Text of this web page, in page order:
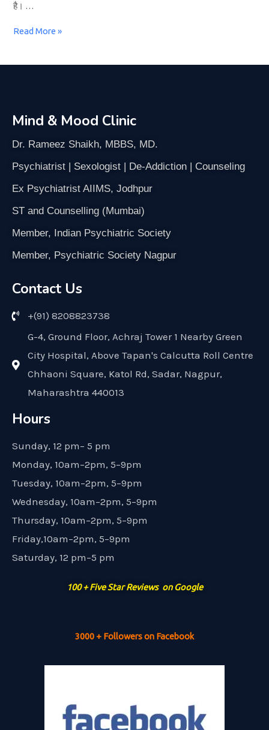
है। …
Read More »
Mind & Mood Clinic
Dr. Rameez Shaikh, MBBS, MD.
Psychiatrist | Sexologist | De-Addiction | Counseling
Ex Psychiatrist AIIMS, Jodhpur
ST and Counselling (Mumbai)
Member, Indian Psychiatric Society
Member, Psychiatric Society Nagpur
Contact Us
+(91) 8208823738
G-4, Ground Floor, Achraj Tower 1 Nearby Green
City Hospital, Above Tapan's Calcutta Roll Centre
Chhaoni Square, Katol Rd, Sadar, Nagpur,
Maharashtra 440013
Hours
Sunday, 12 pm– 5 pm
Monday, 10am–2pm, 5–9pm
Tuesday, 10am–2pm, 5–9pm
Wednesday, 10am–2pm, 5–9pm
Thursday, 10am–2pm, 5–9pm
Friday,10am–2pm, 5–9pm
Saturday, 12 pm–5 pm
100 + Five Star Reviews on Google
3000 + Followers on Facebook